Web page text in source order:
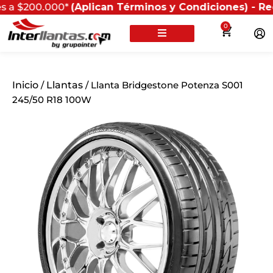
(Aplican Términos y Condiciones) - Recuerda
0
Inicio / Llantas / Llanta Bridgestone Potenza S001
245/50 R18 100W